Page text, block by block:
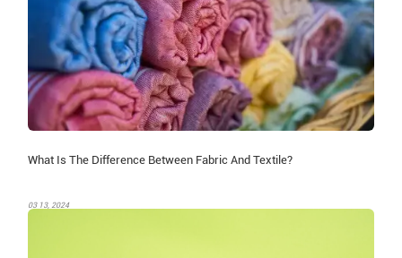
What Is The Difference Between Fabric And Textile?
03 13, 2024